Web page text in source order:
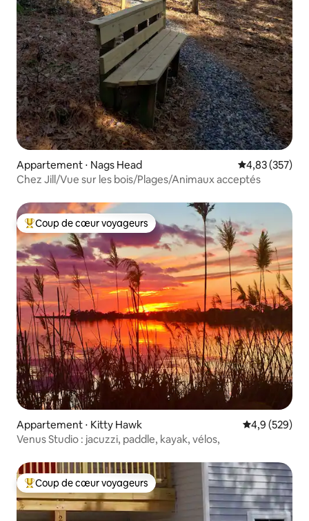
Appartement ⋅ Nags Head Évaluation
4,83 (357)
Chez Jill/Vue sur les bois/Plages/Animaux acceptés
Coups de cœur voyageurs les plus appréciés
Coup de cœur voyageurs
Appartement ⋅ Kitty Hawk Évaluation
4,9 (529)
Venus Studio : jacuzzi, paddle, kayak, vélos,
Coups de cœur voyageurs les plus appréciés
Coup de cœur voyageurs